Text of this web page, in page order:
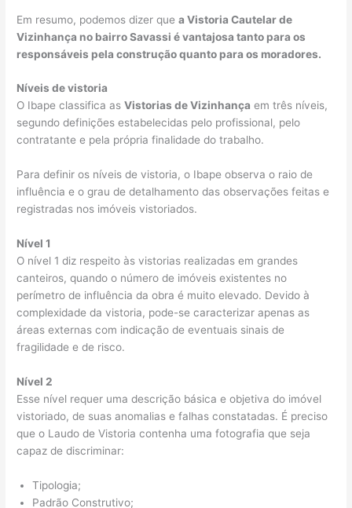
Em resumo, podemos dizer quea Vistoria Cautelar de
Vizinhança no bairro Savassi é vantajosa tanto para os
responsáveis pela construção quanto para os moradores.
Níveis de vistoria
O Ibape classifica asVistorias de Vizinhança em três níveis,
segundo definições estabelecidas pelo profissional, pelo
contratante e pela própria finalidade do trabalho.
Para definir os níveis de vistoria, o Ibape observa o raio de
influência e o grau de detalhamento das observações feitas e
registradas nos imóveis vistoriados.
Nível 1
O nível 1 diz respeito às vistorias realizadas em grandes
canteiros, quando o número de imóveis existentes no
perímetro de influência da obra é muito elevado. Devido à
complexidade da vistoria, pode-se caracterizar apenas as
áreas externas com indicação de eventuais sinais de
fragilidade e de risco.
Nível 2
Esse nível requer uma descrição básica e objetiva do imóvel
vistoriado, de suas anomalias e falhas constatadas. É preciso
que o Laudo de Vistoria contenha uma fotografia que seja
capaz de discriminar:
Tipologia;
Padrão Construtivo;